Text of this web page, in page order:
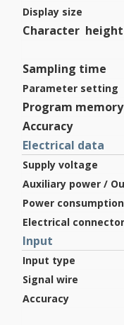
Display size
Character height
Sampling time
Parameter setting
Program memory
Accuracy
Electrical data
Supply voltage
Auxiliary power /
Power consumption
Electrical connector
Input
Input type
Signal wire
Accuracy